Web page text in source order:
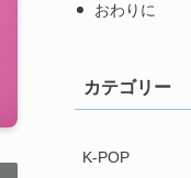
おわりに
カテゴリー
K-POP